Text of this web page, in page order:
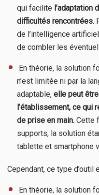
qui facilite l’adaptation
difficultés rencontrées.
de l’intelligence
de combler les
En théorie, la solution
n’est limitée ni par la
adaptable, elle peut
l’établissement, ce qui
de prise en main. Cette
supports, la solution
tablette et smartphone
Cependant, ce type d’outil
En théorie, la solution